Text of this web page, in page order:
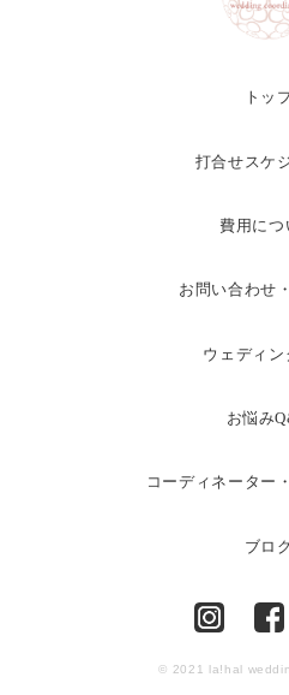
トッ
打合せスケ
費用につ
お問い合わせ
ウェディン
お悩み
コーディネーター
ブロ
© 2021 la!hal